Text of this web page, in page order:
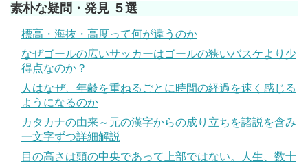
素朴な疑問・発見 ５選
標高・海抜・高度って何が違うのか
なぜゴールの広いサッカーはゴールの狭いバスケより少
得点なのか？
人はなぜ、年齢を重ねるごとに時間の経過を速く感じる
ようになるのか
カタカナの由来～元の漢字からの成り立ちを諸説を含み
一文字ずつ詳細解説
目の高さは頭の中央であって上部ではない。人生、数十